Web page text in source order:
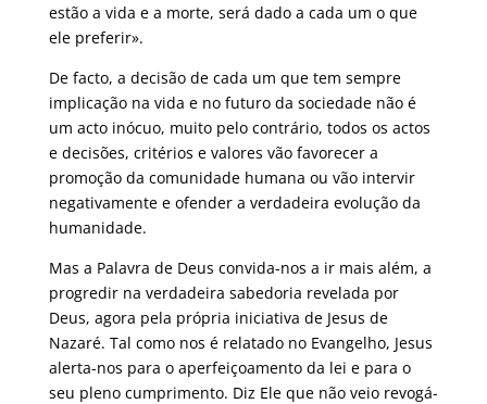
estão a vida e a morte, será dado a cada um o que
ele preferir».
De facto, a decisão de cada um que tem sempre
implicação na vida e no futuro da sociedade não é
um acto inócuo, muito pelo contrário, todos os actos
e decisões, critérios e valores vão favorecer a
promoção da comunidade humana ou vão intervir
negativamente e ofender a verdadeira evolução da
humanidade.
Mas a Palavra de Deus convida-nos a ir mais além, a
progredir na verdadeira sabedoria revelada por
Deus, agora pela própria iniciativa de Jesus de
Nazaré. Tal como nos é relatado no Evangelho, Jesus
alerta-nos para o aperfeiçoamento da lei e para o
seu pleno cumprimento. Diz Ele que não veio revogá-